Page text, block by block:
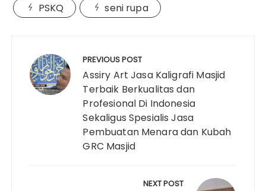
PSKQ
seni rupa
navigation PREVIOUS POST
Assiry Art Jasa Kaligrafi Masjid
Terbaik Berkualitas dan
Profesional Di Indonesia
Sekaligus Spesialis Jasa
Pembuatan Menara dan Kubah
GRC Masjid
NEXT POST